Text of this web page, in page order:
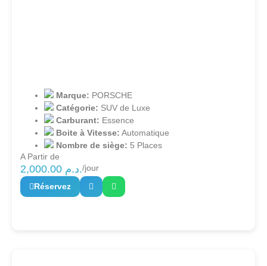
Marque: PORSCHE
Catégorie: SUV de Luxe
Carburant: Essence
Boite à Vitesse: Automatique
Nombre de siège: 5 Places
A Partir de
2,000.00 د.م./jour
Réservez